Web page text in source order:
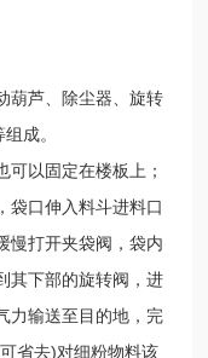
芦、除尘器、旋转
成。
以固定在楼板上；
口伸入料斗进料口
慢打开夹袋阀，袋内
其下部的旋转阀，进
力输送至目的地，完
省去)对细粉物料该